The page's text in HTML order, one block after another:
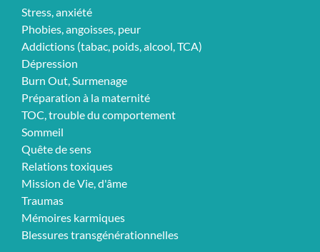
Stress, anxiété
Phobies, angoisses, peur
Addictions (tabac, poids, alcool, TCA)
Dépression
Burn Out, Surmenage
Préparation à la maternité
TOC, trouble du comportement
Sommeil
Quête de sens
Relations toxiques
Mission de Vie, d'âme
Traumas
Mémoires karmiques
Blessures transgénérationnelles